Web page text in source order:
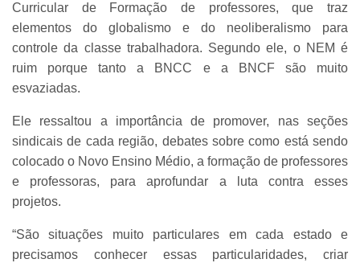
Curricular de Formação de professores, que traz
elementos do globalismo e do neoliberalismo para
controle da classe trabalhadora. Segundo ele, o NEM é
ruim porque tanto a BNCC e a BNCF são muito
esvaziadas.
Ele ressaltou a importância de promover, nas seções
sindicais de cada região, debates sobre como está sendo
colocado o Novo Ensino Médio, a formação de professores
e professoras, para aprofundar a luta contra esses
projetos.
“São situações muito particulares em cada estado e
precisamos conhecer essas particularidades, criar